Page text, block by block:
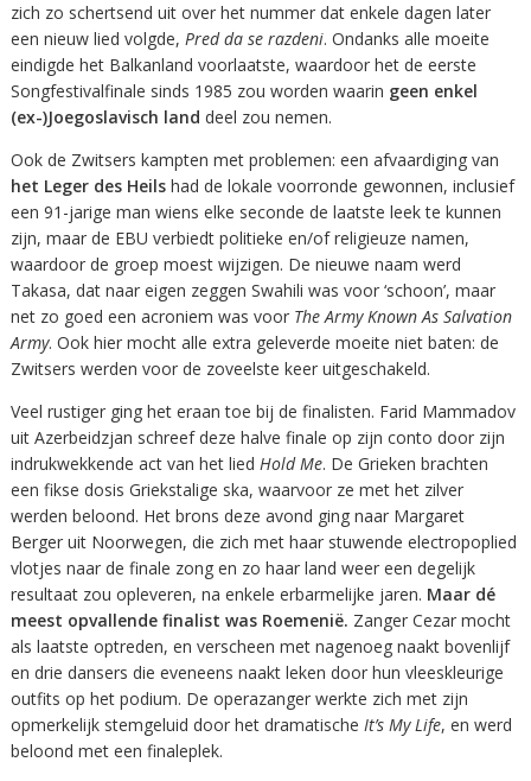
zich zo schertsend uit over het nummer dat enkele dagen later
een nieuw lied volgde, Pred da se razdeni. Ondanks alle moeite
eindigde het Balkanland voorlaatste, waardoor het de eerste
Songfestivalfinale sinds 1985 zou worden waarin geen enkel
(ex-)Joegoslavisch land deel zou nemen.
Ook de Zwitsers kampten met problemen: een afvaardiging van
het Leger des Heilshad de lokale voorronde gewonnen, inclusief
een 91-jarige man wiens elke seconde de laatste leek te kunnen
zijn, maar de EBU verbiedt politieke en/of religieuze namen,
waardoor de groep moest wijzigen. De nieuwe naam werd
Takasa, dat naar eigen zeggen Swahili was voor ‘schoon’, maar
net zo goed een acroniem was voor The Army Known As Salvation
Army. Ook hier mocht alle extra geleverde moeite niet baten: de
Zwitsers werden voor de zoveelste keer uitgeschakeld.
Veel rustiger ging het eraan toe bij de finalisten. Farid Mammadov
uit Azerbeidzjan schreef deze halve finale op zijn conto door zijn
indrukwekkende act van het lied Hold Me. De Grieken brachten
een fikse dosis Griekstalige ska, waarvoor ze met het zilver
werden beloond. Het brons deze avond ging naar Margaret
Berger uit Noorwegen, die zich met haar stuwende electropoplied
vlotjes naar de finale zong en zo haar land weer een degelijk
resultaat zou opleveren, na enkele erbarmelijke jaren. Maar dé
meest opvallende finalist was Roemenië. Zanger Cezar mocht
als laatste optreden, en verscheen met nagenoeg naakt bovenlijf
en drie dansers die eveneens naakt leken door hun vleeskleurige
outfits op het podium. De operazanger werkte zich met zijn
opmerkelijk stemgeluid door het dramatische It’s My Life, en werd
beloond met een finaleplek.